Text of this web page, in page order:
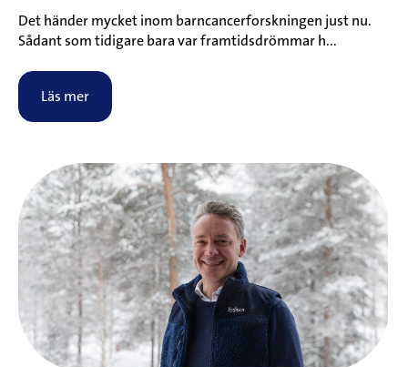
Det händer mycket inom barncancerforskningen just nu.
Sådant som tidigare bara var framtidsdrömmar h...
Läs mer